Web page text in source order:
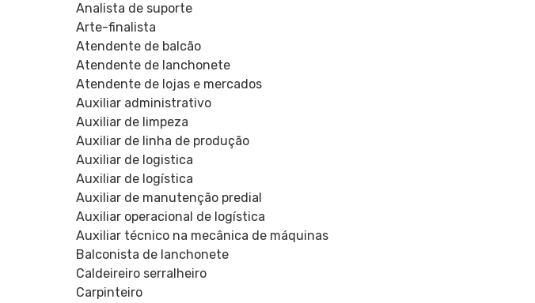
Analista de suporte
Arte-finalista
Atendente de balcão
Atendente de lanchonete
Atendente de lojas e mercados
Auxiliar administrativo
Auxiliar de limpeza
Auxiliar de linha de produção
Auxiliar de logistica
Auxiliar de logística
Auxiliar de manutenção predial
Auxiliar operacional de logística
Auxiliar técnico na mecânica de máquinas
Balconista de lanchonete
Caldeireiro serralheiro
Carpinteiro